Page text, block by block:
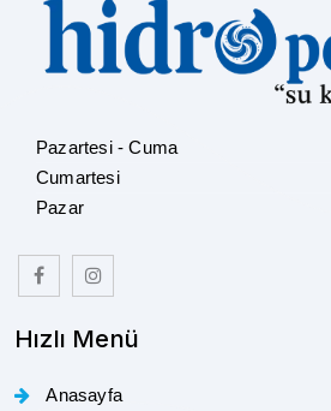
Pazartesi - Cuma
Cumartesi
Pazar
Hızlı Menü
Anasayfa